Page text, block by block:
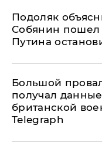
Подоляк
Собянин пошел
Путина
Большой
получал
британской
Telegraph